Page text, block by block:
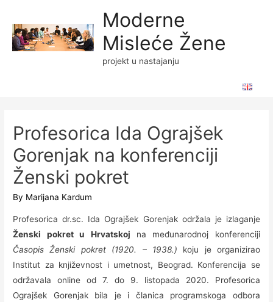
Moderne
Misleće Žene
projekt u nastajanju
Profesorica Ida Ograjšek
Gorenjak na konferenciji
Ženski pokret
By Marijana Kardum
Profesorica dr.sc. Ida Ograjšek Gorenjak održala je izlaganje
Ženski pokret u Hrvatskoj na međunarodnoj konferenciji
Časopis Ženski pokret (1920. – 1938.) koju je organizirao
Institut za književnost i umetnost, Beograd. Konferencija se
održavala online od 7. do 9. listopada 2020. Profesorica
Ograjšek Gorenjak bila je i članica programskoga odbora